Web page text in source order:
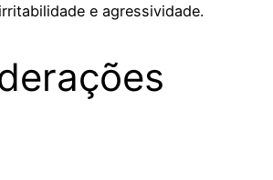
e agressividade.